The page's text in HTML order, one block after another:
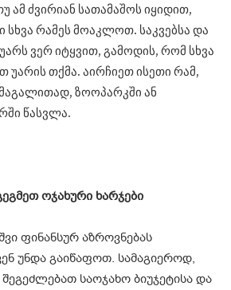
ამ ძვირიან სათამაშოს იყიდით,
რამეს მოაკლოთ. საკვებსა და
ვერ იტყვით, გამოდის, რომ სხვა
უარის თქმა. აირჩიეთ ისეთი რამ,
ზოოპარკში ან
წასვლა.
ოჯახური ხარჯები
ფინანსურ აზროვნებას
უნდა გაიწაფოთ. სამაგიეროდ,
საოჯახო ბიუჯეტისა და